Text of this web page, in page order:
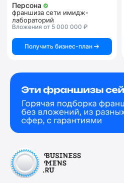
Персона
франшиза сети имидж-
лабораторий
Вложения от 5 000 000 ₽
Получить бизнес-план